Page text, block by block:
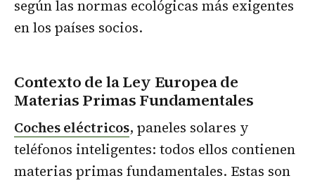
según las normas ecológicas más exigentes
en los países socios.
Contexto de la Ley Europea de
Materias Primas Fundamentales
Coches eléctricos, paneles solares y
teléfonos inteligentes: todos ellos contienen
materias primas fundamentales. Estas son